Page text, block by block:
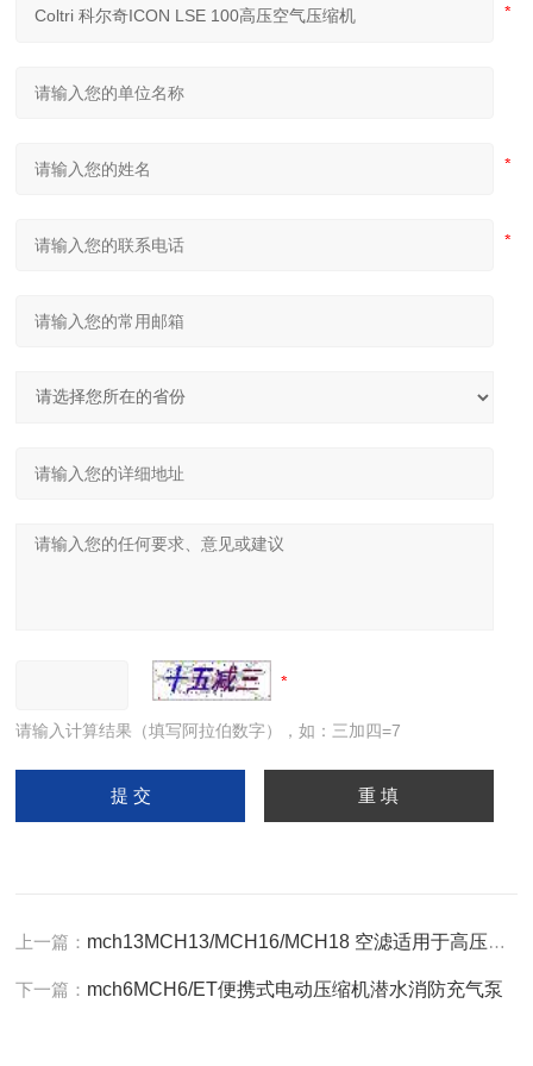
请输入计算结果（填写阿拉伯数字），如：三加四=7
上一篇： mch13MCH13/MCH16/MCH18 空滤适用于高压压缩机
下一篇： mch6MCH6/ET便携式电动压缩机潜水消防充气泵